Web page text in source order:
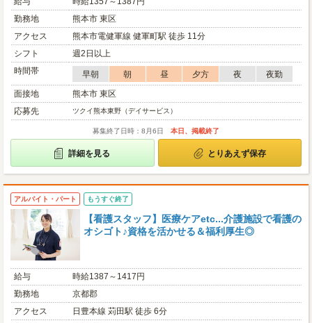
勤務地
熊本市 東区
アクセス
熊本市電健軍線 健軍町駅 徒歩 11分
シフト
週2日以上
時間帯
早朝 朝 昼 夕方 夜
夜勤
面接地
熊本市 東区
応募先
ツクイ熊本東野（デイサービス）
募集終了日時：8月6日 本日、掲載終了
詳細を見る とりあえず保存
アルバイト・パート もうすぐ終了
【看護スタッフ】医療ケアetc...介護施設で看護の
オシゴト♪資格を活かせる＆福利厚生◎
給与
時給1387～1417円
勤務地
京都郡
アクセス
日豊本線 苅田駅 徒歩 6分